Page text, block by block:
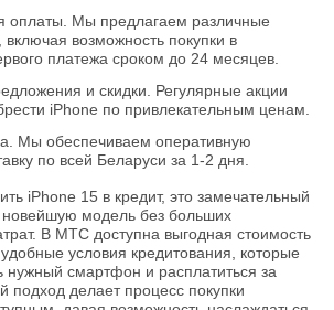
оплаты. Мы предлагаем различные
возможность покупки в
платежа сроком до 24 месяцев.
и скидки. Регулярные акции
iPhone по привлекательным ценам.
Мы обеспечиваем оперативную
по всей Беларуси за 1-2 дня.
iPhone 15 в кредит, это замечательный
новейшую модель без больших
В МТС доступна выгодная стоимость
условия кредитования, которые
нужный смартфон и расплатиться за
подход делает процесс покупки